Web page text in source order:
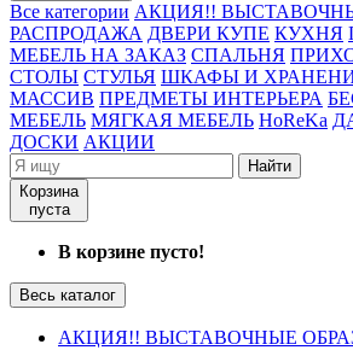
Все категории АКЦИЯ!!
РАСПРОДАЖА ДВЕРИ КУПЕ КУХНЯ
МЕБЕЛЬ НА ЗАКАЗ СПАЛЬНЯ
СТОЛЫ СТУЛЬЯ ШКАФЫ И
МАССИВ ПРЕДМЕТЫ ИНТЕРЬЕРА
МЕБЕЛЬ МЯГКАЯ МЕБЕЛЬ HoReKa
ДОСКИ АКЦИИ
Найти
Корзина
пуста
В корзине пусто!
Весь каталог
АКЦИЯ!! ВЫСТАВОЧНЫЕ